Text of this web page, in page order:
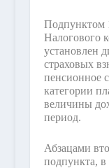
Подпунктом
Налогового
установлен
страховых
пенсионное
категории
величины
период.
Абзацами
подпункта, в